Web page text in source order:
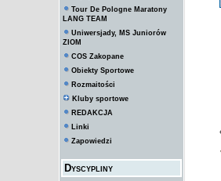
Tour De Pologne Maratony
LANG TEAM
Uniwersjady, MS Juniorów
ZIOM
COS Zakopane
Obiekty Sportowe
Rozmaitości
Kluby sportowe
REDAKCJA
Linki
Zapowiedzi
Dyscypliny